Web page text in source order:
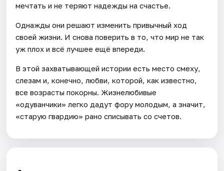
мечтать и не теряют надежды на счастье.
Однажды они решают изменить привычный ход
своей жизни. И снова поверить в то, что мир не так
уж плох и всё лучшее ещё впереди.
В этой захватывающей истории есть место смеху,
слезам и, конечно, любви, которой, как известно,
все возрасты покорны. Жизнелюбивые
«одуванчики» легко дадут фору молодым, а значит,
«старую гвардию» рано списывать со счетов.